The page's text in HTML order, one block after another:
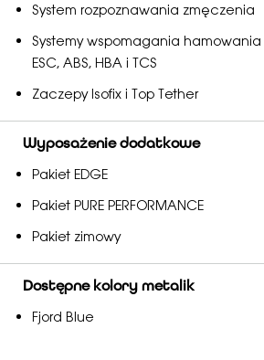
System rozpoznawania zmęczenia
Systemy wspomagania hamowania
ESC, ABS, HBA i TCS
Zaczepy Isofix i Top Tether
Wyposażenie dodatkowe
Pakiet EDGE
Pakiet PURE PERFORMANCE
Pakiet zimowy
Dostępne kolory metalik
Fjord Blue